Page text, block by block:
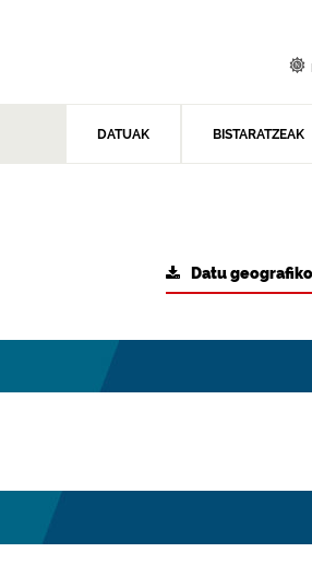
DATUAK BISTARATZEAK
Datu